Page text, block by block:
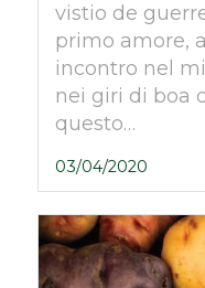
vistio de
primo amore,
incontro nel
nei giri di boa
questo…
03/04/2020